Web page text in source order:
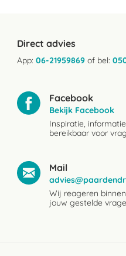
Direct advies
App: 06-21959869 of bel:
Facebook
Bekijk Facebook
Inspiratie,
bereikbaar voor
Mail
Wij reageren
jouw gestelde